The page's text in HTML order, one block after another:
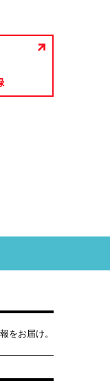
をお届け。